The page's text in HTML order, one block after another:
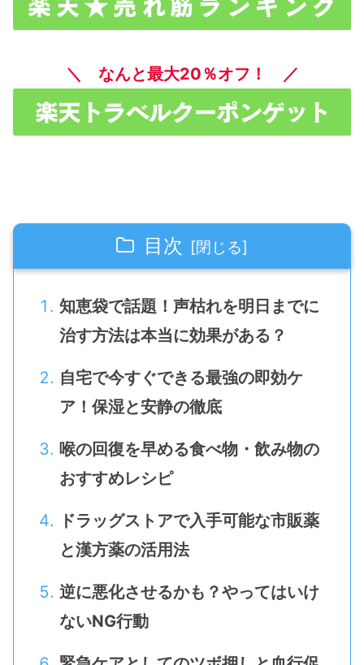
＼ なんと最大20％オフ！ ／
目次
知恵袋で話題！声枯れを明日までに
治す方法は本当に効果がある？
自宅で今すぐできる最強の即効ケ
ア！保湿と安静の徹底
喉の回復を早める食べ物・飲み物の
おすすめレシピ
ドラッグストアで入手可能な市販薬
と漢方薬の活用法
逆に悪化させるかも？やってはいけ
ないNG行動